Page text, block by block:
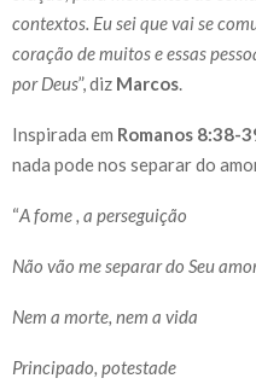
contextos. Eu sei que vai se
coração de muitos e essas
por Deus”, diz Marcos
Inspirada em Romanos 8:38-
nada pode nos separar do
“A fome , a perseguição
Não vão me separar do Seu
Nem a morte, nem a vida
Principado, potestade